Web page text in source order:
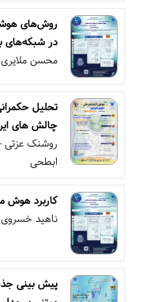
روش‌های
در شبکه‌های
محسن
تحلیل
چالش های
روشنک عزتی
ابطحی
کاربرد هوش
ناهید
پیش بینی